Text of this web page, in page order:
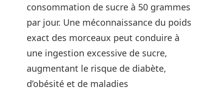
consommation de sucre à 50 grammes
par jour. Une méconnaissance du poids
exact des morceaux peut conduire à
une ingestion excessive de sucre,
augmentant le risque de diabète,
d’obésité et de maladies